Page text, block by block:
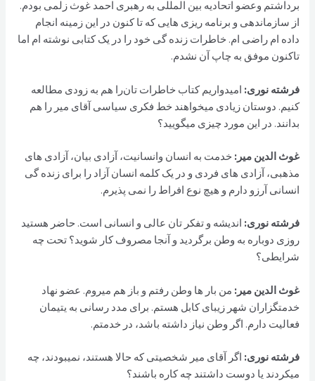
برداشتم وعضو اتحادیه بین المللی به رهبری احمد غوث زلمی بودم.
از سازماندهی و برنامه ریزی هایی که تا کنون در این زمینه انجام
داده ام راضی ام. خاطرات زنده گی خود را در یک کتابی نوشته ام اما
تاکنون موفق به چاپ آن نشدم.
فرشته نوری: امیدواریم کتاب خاطرات تان‌را هم به زودی مطالعه
کنیم. دوستان زیادی میخواهند خط فکری سیاسی آقای میر را هم
بدانند. در این مورد چیزی میگویید؟
غوث الدین مير: خدمت به انسان وانسانیت، آزادی بیان، آزادی های
مذهبی، آزادی های فردی و در یک کلمه انسان آزاد را برای زنده گی
انسانی آرزو دارم و هیچ نوع افراط را نمی پذیرم.
فرشته نوری: اندیشه و تفکر تان عالی و انسانی است. حاضر هستید
روزی دوباره به وطن برگردید و آنجا مصروف کار شوید؟ تحت چه
شرایطی؟
غوث الدین مير: من بار ها وطن رفتم و باز هم میروم. عضو نهاد
خدمتگزاران شهر زیبای کابل هستم. برای مدد رسانی به یتیمان
فعالیت دارم. اگر وطن نیاز داشته باشد، در خدمتم.
فرشته نوری: اگر آقای میر شخصیتی که حالا هستند، نمیبودند، چه
میکردند یا دوست داشتند چه کاره باشند؟